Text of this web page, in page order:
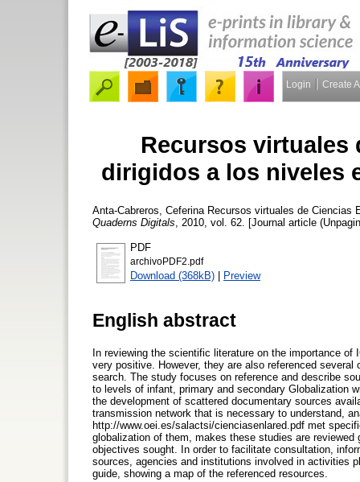
Login Create
Recursos virtuales
dirigidos a los niveles
Anta-Cabreros, Ceferina Recursos virtuales de Ciencias
Quaderns Digitals , 2010, vol. 62. [Journal article
PDF
archivoPDF2.pdf
Download (368kB) | Preview
English abstract
In reviewing the scientific literature on the importance
very positive. However, they are also referenced
search. The study focuses on reference and describe
to levels of infant, primary and secondary Globalization
the development of scattered documentary sources
transmission network that is necessary to understand,
http://www.oei.es/salactsi/cienciasenlared.pdf met
globalization of them, makes these studies are
objectives sought. In order to facilitate consultation,
sources, agencies and institutions involved in activities
guide, showing a map of the referenced resources.